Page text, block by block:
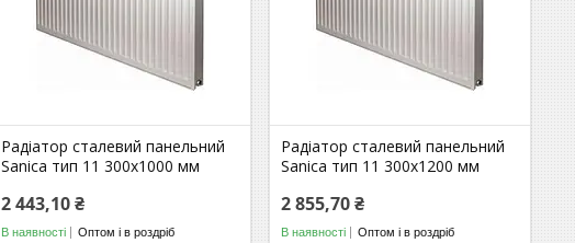
Радіатор сталевий панельний
Sanica тип 11 300х1000 мм
2 443,10 ₴
В наявності Оптом і в роздріб
Радіатор сталевий панельний
Sanica тип 11 300х1200 мм
2 855,70 ₴
В наявності Оптом і в роздріб